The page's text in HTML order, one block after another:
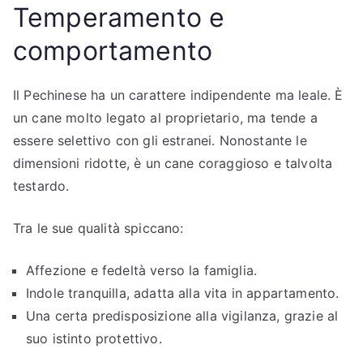
Temperamento e
comportamento
Il Pechinese ha un carattere indipendente ma leale. È
un cane molto legato al proprietario, ma tende a
essere selettivo con gli estranei. Nonostante le
dimensioni ridotte, è un cane coraggioso e talvolta
testardo.
Tra le sue qualità spiccano:
Affezione e fedeltà verso la famiglia.
Indole tranquilla, adatta alla vita in appartamento.
Una certa predisposizione alla vigilanza, grazie al
suo istinto protettivo.